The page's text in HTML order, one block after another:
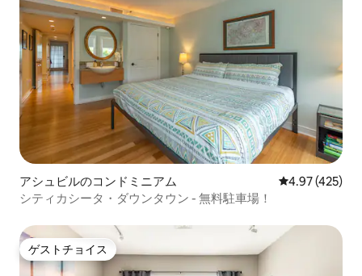
アシュビルのコンドミニアム レビュー425
4.97 (425)
シティカシータ・ダウンタウン - 無料駐車場！
ゲストチョイス
ゲストチョイス